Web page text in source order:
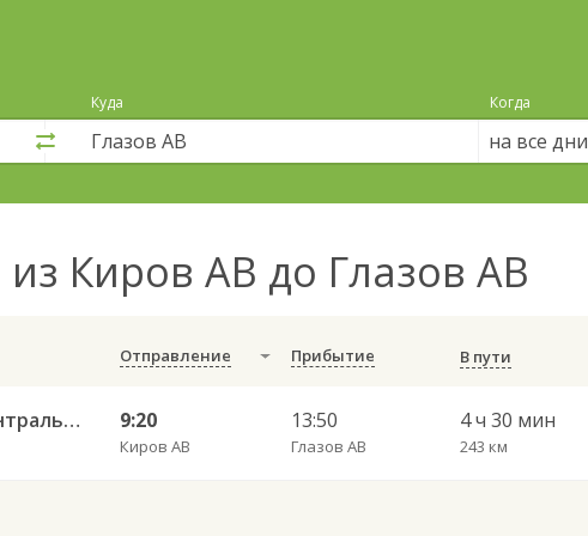
Куда Когда
на все дни
из Киров АВ до Глазов АВ
Отправление Прибытие В пути
Киров г. АВ — Ижевск г. Центральный АВ 9982 9:20
Киров АВ
13:50
Глазов АВ
4 ч 30 мин
243 км